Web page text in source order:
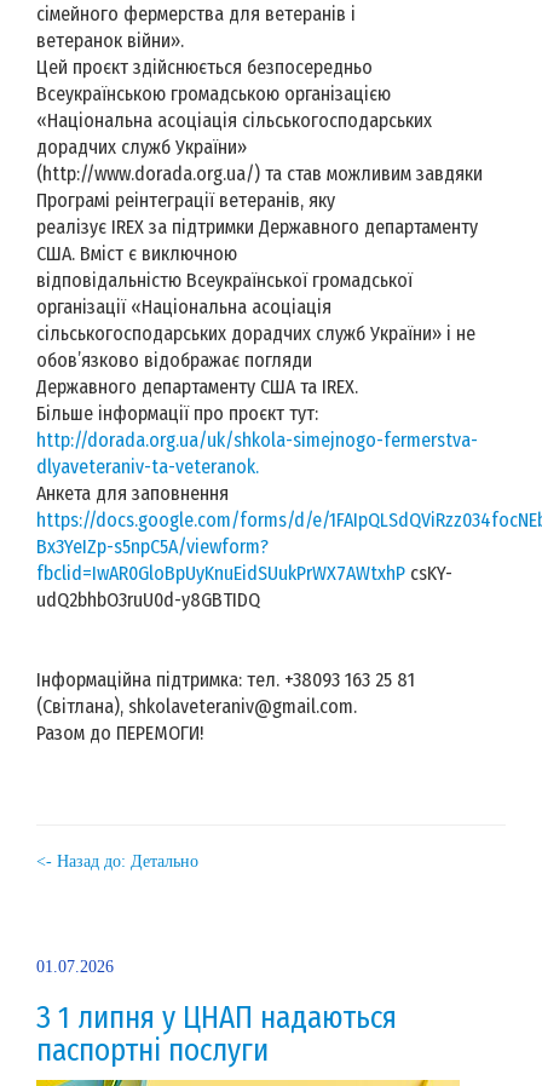
сімейного фермерства для ветеранів і
ветеранок війни».
Цей проєкт здійснюється безпосередньо
Всеукраїнською громадською організацією
«Національна асоціація сільськогосподарських
дорадчих служб України»
(http://www.dorada.org.ua/) та став можливим завдяки
Програмі реінтеграції ветеранів, яку
реалізує IREX за підтримки Державного департаменту
США. Вміст є виключною
відповідальністю Всеукраїнської громадської
організації «Національна асоціація
сільськогосподарських дорадчих служб України» і не
обов’язково відображає погляди
Державного департаменту США та IREX.
Більше інформації про проєкт тут:
http://dorada.org.ua/uk/shkola-simejnogo-fermerstva-
dlyaveteraniv-ta-veteranok.
Анкета для заповнення
https://docs.google.com/forms/d/e/
Bx3YeIZp-s5npC5A/viewform?
fbclid=IwAR0GloBpUyKnuEidSUukPrWX7AWtxhP csKY-
udQ2bhbO3ruU0d-y8GBTIDQ
Інформаційна підтримка: тел. +38093 163 25 81
(Світлана), shkolaveteraniv@gmail.com.
Разом до ПЕРЕМОГИ!
<- Назад до: Детально
01.07.2026
З 1 липня у ЦНАП надаються
паспортні послуги